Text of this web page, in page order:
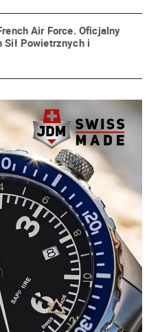
Air Force. Oficjalny
Powietrznych i